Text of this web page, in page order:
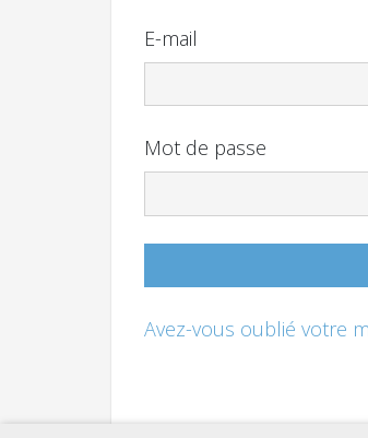
E-mail
Mot de passe
Avez-vous oublié votre